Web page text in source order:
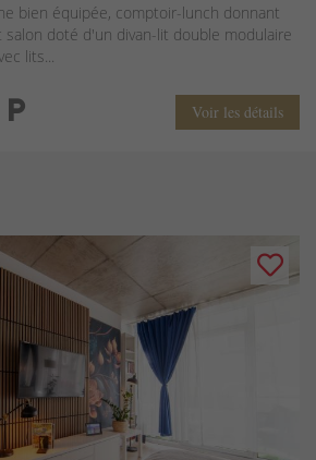
bien équipée, comptoir-lunch donnant
salon doté d'un divan-lit double modulaire
lits...
Voir les détails